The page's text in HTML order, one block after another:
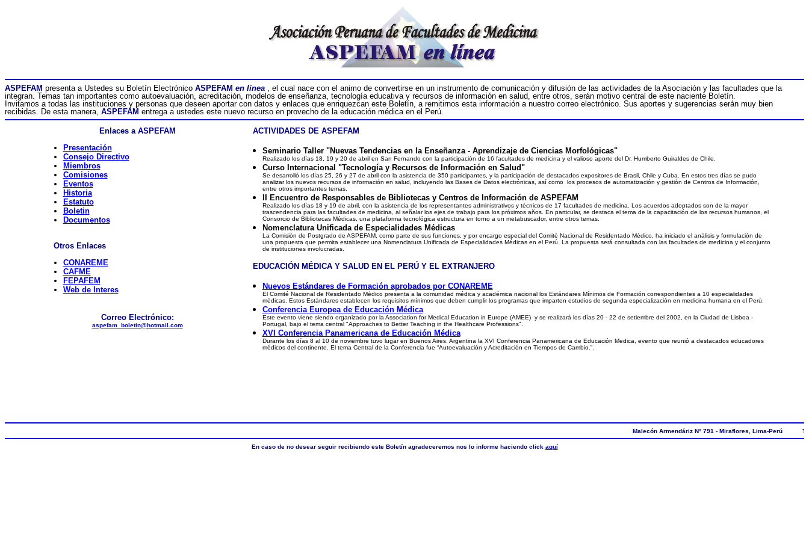
ASPEFAM presenta a Ustedes su Boletín Electrónico ASPEFAM en línea
, el cual nace con el animo de convertirse en un instrumento de comunicación y difusión de las actividades de la Asociación y las facultades que la
integran. Temas tan importantes como autoevaluación, acreditación, modelos de enseñanza, tecnología educativa y recursos de información en salud, entre otros, serán motivo central de este naciente Boletín.
Invitamos a todas las instituciones y personas que deseen aportar con datos y enlaces que enriquezcan este Boletín, a remitirnos esta información a nuestro correo electrónico. Sus aportes y sugerencias serán muy bien
recibidas. De esta manera, ASPEFAM entrega a ustedes este nuevo recurso en provecho de la educación médica en el Perú.
Enlaces a ASPEFAM
Presentación
Consejo Directivo
Miembros
Comisiones
Eventos
Historia
Estatuto
Boletin
Documentos
Otros Enlaces
CONAREME
CAFME
FEPAFEM
Web de Interes
Correo Electrónico:
aspefam_boletin@hotmail.com
ACTIVIDADES DE ASPEFAM
Seminario Taller "Nuevas Tendencias en la Enseñanza - Aprendizaje de Ciencias Morfológicas"
Realizado los días 18, 19 y 20 de abril en San Fernando con la participación de 16 facultades de medicina y el valioso aporte del Dr. Humberto Guiraldes de Chile.
Curso Internacional "Tecnología y Recursos de Información en Salud"
Se desarrolló los días 25, 26 y 27 de abril con la asistencia de 350 participantes, y la participación de destacados expositores de Brasil, Chile y Cuba. En estos tres días se pudo
analizar los nuevos recursos de información en salud, incluyendo las Bases de Datos electrónicas, así como los procesos de automatización y gestión de Centros de Información,
entre otros importantes temas.
II Encuentro de Responsables de Bibliotecas y Centros de Información de ASPEFAM
Realizado los días 18 y 19 de abril, con la asistencia de los representantes administrativos y técnicos de 17 facultades de medicina. Los acuerdos adoptados son de la mayor
trascendencia para las facultades de medicina , al señalar los ejes de trabajo para los próximos años. En particular, se destaca el tema de la capacitación de los recursos humanos, el
Consorcio de Bibliotecas Médicas, una plataforma tecnológica estructura en torno a un metabuscador, entre otros temas.
Nomenclatura Unificada de Especialidades Médicas
La Comisión de Postgrado de ASPEFAM, como parte de sus funciones, y por encargo especial del Comité Nacional de Residentado Médico, ha iniciado el análisis y formulación de
una propuesta que permita establecer una Nomenclatura Unificada de Especialidades Médicas en el Perú. La propuesta será consultada con las facultades de medicina y el conjunto
de instituciones involucradas.
EDUCACIÓN MÉDICA Y SALUD EN EL PERÚ Y EL EXTRANJERO
Nuevos Estándares de Formación aprobados por CONAREME
El Comité Nacional de Residentado Médico presenta a la comunidad médica y académica nacional los Estándares Mínimos de Formación correspondientes a 10 especialidades
médicas. Estos Estándares establecen los requisitos mínimos que deben cumplir los programas que imparten estudios de segunda especialización en medicina humana en el Perú.
Conferencia Europea de Educación Médica
Este evento viene siendo organizado por la Association for Medical Education in Europe (AMEE) y se realizará los días 20 - 22 de setiembre del 2002, en la Ciudad de Lisboa -
Portugal, bajo el tema central "Approaches to Better Teaching in the Healthcare Professions".
XVI Conferencia Panamericana de Educación Médica
Durante los días 8 al 10 de noviembre tuvo lugar en Buenos Aires, Argentina la XVI Conferencia Panamericana de Educación Medica, evento que reunió a destacados educadores
médicos del continente. El tema Central de la Conferencia fue “Autoevaluación y Acreditación en Tiempos de Cambio.”.
Malecón Armendáriz Nº 791 - Miraflores, Lima-Perú
En caso de no desear seguir recibiendo este Boletín agradeceremos nos lo informe haciendo click aquí